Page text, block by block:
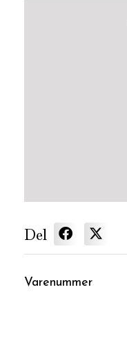
Del
Varenummer